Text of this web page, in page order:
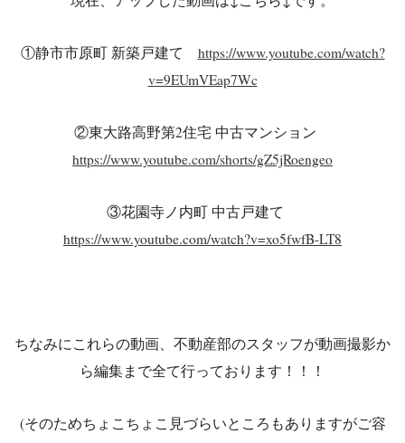
①静市市原町 新築戸建て https://www.youtube.com/watch?
v=9EUmVEap7Wc
②東大路高野第2住宅 中古マンション
https://www.youtube.com/shorts/gZ5jRoengeo
③花園寺ノ内町 中古戸建て
https://www.youtube.com/watch?v=xo5fwfB-LT8
ちなみにこれらの動画、不動産部のスタッフが動画撮影か
ら編集まで全て行っております！！！
(そのためちょこちょこ見づらいところもありますがご容